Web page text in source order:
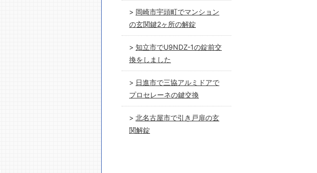
岡崎市宇頭町でマンション
の玄関鍵2ヶ所の解錠
知立市でU9NDZ-1の錠前交
換をしました
日進市で三協アルミドアで
プロセレーネの鍵交換
北名古屋市で引き戸扉の玄
関解錠